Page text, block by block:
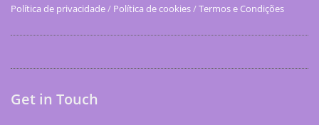
Política de privacidade/ Política de cookies/Termos e Condições
Get in Touch